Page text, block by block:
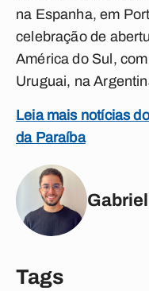
na Espanha, em
celebração de
América do Sul,
Uruguai, na
Leia mais notícias
da Paraíba
Tags